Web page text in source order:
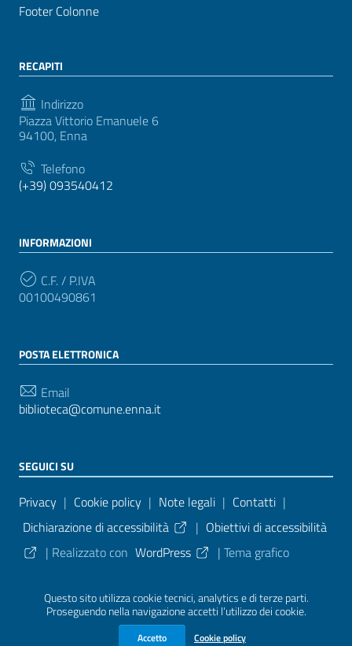
Questo sito utilizza cookie tecnici, analytics e di terze parti.
Proseguendo nella navigazione accetti l’utilizzo dei cookie.
Accetto Cookie policy
Footer Colonne
RECAPITI
Indirizzo
Piazza Vittorio Emanuele 6
94100, Enna
Telefono
(+39) 093540412
INFORMAZIONI
C.F. / P.IVA
00100490861
POSTA ELETTRONICA
Email
biblioteca@comune.enna.it
SEGUICI SU
Sezione Link Utili
Privacy | Cookie policy | Note legali | Contatti |
Dichiarazione di accessibilità
| Obiettivi di accessibilità
| Realizzato con WordPress | Tema grafico